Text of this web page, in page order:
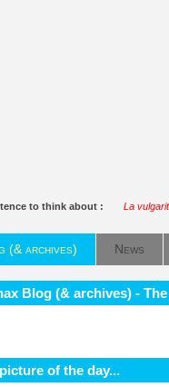
to think about : La
(& archives) News
Blog (& archives) -
of the day...